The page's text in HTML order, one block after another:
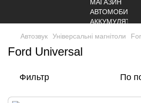
Автозвук Універсальні магнітоли
Ford Universal
Фильтр По